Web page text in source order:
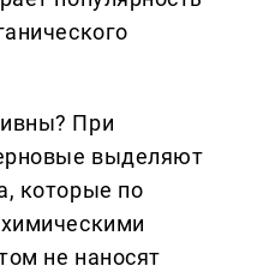
При
выделяют
которые по
не наносят